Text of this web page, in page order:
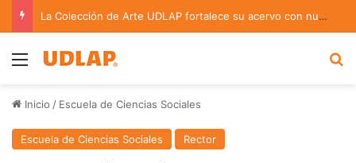
La Colección de Arte UDLAP fortalece su acervo con nuevas obras de artistas emergentes y consolidados
Menu
Inicio / Escuela de Ciencias Sociales
Escuela de Ciencias Sociales Rector